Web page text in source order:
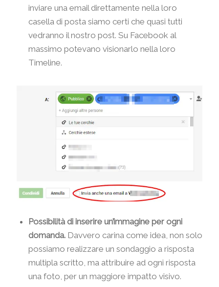
inviare una email direttamente nella loro
casella di posta siamo certi che quasi tutti
vedranno il nostro post. Su Facebook al
massimo potevano visionarlo nella loro
Timeline.
Possibilità di inserire un’immagine per ogni
domanda.Davvero carina come idea, non solo
possiamo realizzare un sondaggio a risposta
multipla scritto, ma attribuire ad ogni risposta
una foto, per un maggiore impatto visivo.